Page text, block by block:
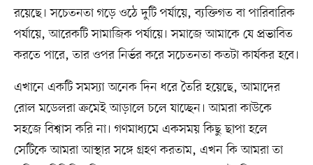
রয়েছে। সচেতনতা গড়ে ওঠে দুটি পর্যায়ে, ব্যক্তিগত বা পারিবারিক
পর্যায়ে, আরেকটি সামাজিক পর্যায়ে। সমাজে আমাকে যে প্রভাবিত
করতে পারে, তার ওপর নির্ভর করে সচেতনতা কতটা কার্যকর হবে।
এখানে একটি সমস্যা অনেক দিন ধরে তৈরি হয়েছে, আমাদের
রোল মডেলরা ক্রমেই আড়ালে চলে যাচ্ছেন। আমরা কাউকে
সহজে বিশ্বাস করি না। গণমাধ্যমে একসময় কিছু ছাপা হলে
সেটিকে আমরা আস্থার সঙ্গে গ্রহণ করতাম, এখন কি আমরা তা